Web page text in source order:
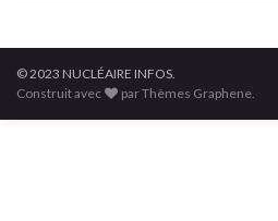
© 2023 NUCLÉAIRE INFOS.
Construit avec
par Thèmes Graphene.